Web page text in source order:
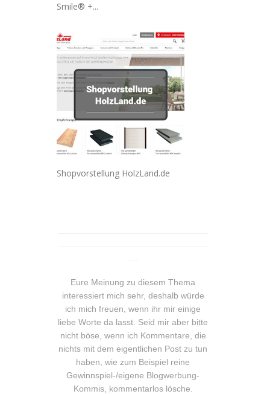
Smile® +...
Shopvorstellung HolzLand.de
Eure Meinung zu diesem Thema
interessiert mich sehr, deshalb würde
ich mich freuen, wenn ihr mir einige
liebe Worte da lasst. Seid mir aber bitte
nicht böse, wenn ich Kommentare, die
nichts mit dem eigentlichen Post zu tun
haben, wie zum Beispiel reine
Gewinnspiel-/eigene Blogwerbung-
Kommis, kommentarlos lösche.